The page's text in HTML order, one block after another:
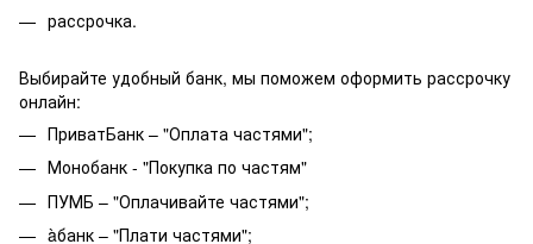
рассрочка.
Выбирайте удобный банк, мы поможем оформить рассрочку
онлайн:
ПриватБанк – "Оплата частями";
Монобанк - "Покупка по частям"
ПУМБ – "Оплачивайте частями";
àбанк – "Плати частями";